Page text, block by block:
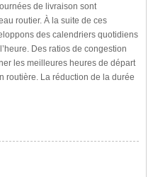
de livraison sont
routier. À la suite de ces
des calendriers quotidiens
Des ratios de congestion
les meilleures heures de départ
routière. La réduction de la durée